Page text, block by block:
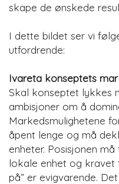
skape de ønskede
I dette bildet ser vi
utfordrende:
Ivareta konseptets
Skal konseptet lykkes
ambisjoner om å
Markedsmulighetene
åpent lenge og må
enheter. Posisjonen
lokale enhet og kravet
på” er evigvarende.